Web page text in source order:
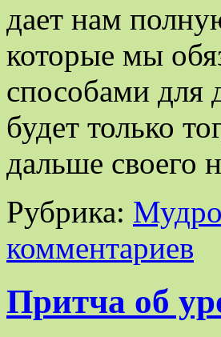
дает нам
которые мы
способами для
будет только
дальше своего
Рубрика:
комментариев
Притча об